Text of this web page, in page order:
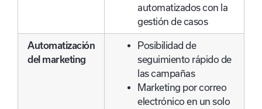
automatizados con la
gestión de casos
Automatización
del marketing
Posibilidad de
seguimiento rápido de
las campañas
Marketing por correo
electrónico en un solo